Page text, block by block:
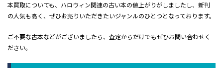
本買取についても、ハロウィン関連の古い本の値上がりがしましたし、新刊
の人気も高く、ぜひお売りいただきたいジャンルのひとつとなっております。
ご不要な古本などがございましたら、査定からだけでもぜひお問い合わせく
ださい。